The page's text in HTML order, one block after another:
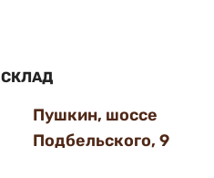
СКЛАД
Пушкин, шоссе
Подбельского, 9